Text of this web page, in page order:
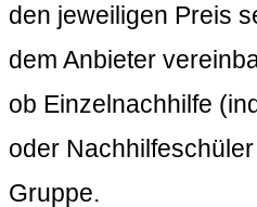
den jeweiligen Preis
dem Anbieter
ob Einzelnachhilfe
oder
Gruppe.